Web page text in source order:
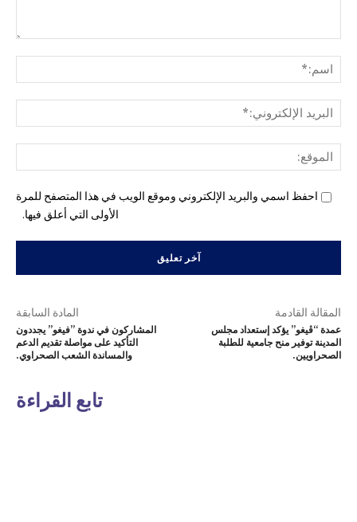
احفظ اسمي والبريد الإلكتروني وموقع الويب في هذا المتصفح للمرة
الأولى التي أعلق فيها.
المادة السابقة
المشاركون في ندوة ”فيغو” يجددون
التأكيد على مواصلة تقديم الدعم
والمساندة الشعب الصحراوي.
المقالة القادمة
عمدة “ڤيغو” يؤكد إستعداد مجلس
المدينة توفير منح جامعية للطلبة
الصحراويين.
تابع القراءة